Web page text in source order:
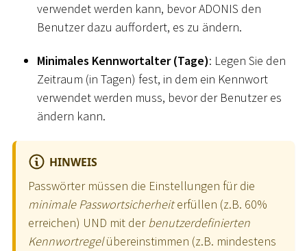
verwendet werden kann, bevor ADONIS den
Benutzer dazu auffordert, es zu ändern.
Minimales Kennwortalter (Tage): Legen Sie den
Zeitraum (in Tagen) fest, in dem ein Kennwort
verwendet werden muss, bevor der Benutzer es
ändern kann.
HINWEIS
Passwörter müssen die Einstellungen für die
minimale Passwortsicherheiterfüllen (z.B. 60%
erreichen) UND mit derbenutzerdefinierten
Kennwortregelübereinstimmen (z.B. mindestens